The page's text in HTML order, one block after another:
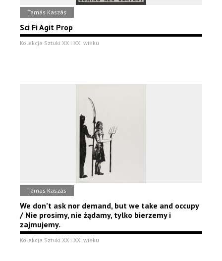
Tamás Kaszás
Sci Fi Agit Prop
Kolekcja Sztuki XX i XXI wieku
Tamás Kaszás
We don’t ask nor demand, but we take and occupy
/ Nie prosimy, nie żądamy, tylko bierzemy i
zajmujemy.
Kolekcja Sztuki XX i XXI wieku